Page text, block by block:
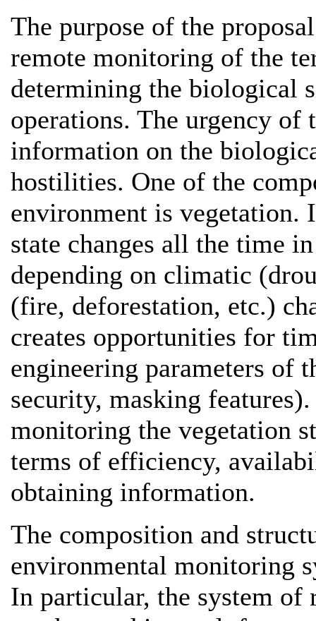
The purpose of the
remote monitoring of the
determining the biological
operations. The urgency of
information on the
hostilities. One of the
environment is vegetation.
state changes all the time
depending on climatic
(fire, deforestation, etc.)
creates opportunities for
engineering parameters of
security, masking
monitoring the vegetation
terms of efficiency,
obtaining information.
The composition and
environmental monitoring
In particular, the system